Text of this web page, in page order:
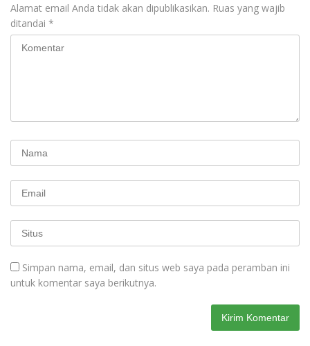
Alamat email Anda tidak akan dipublikasikan. Ruas yang wajib
ditandai *
Simpan nama, email, dan situs web saya pada peramban ini
untuk komentar saya berikutnya.